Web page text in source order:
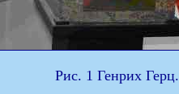
Рис. 1 Генрих Герц.